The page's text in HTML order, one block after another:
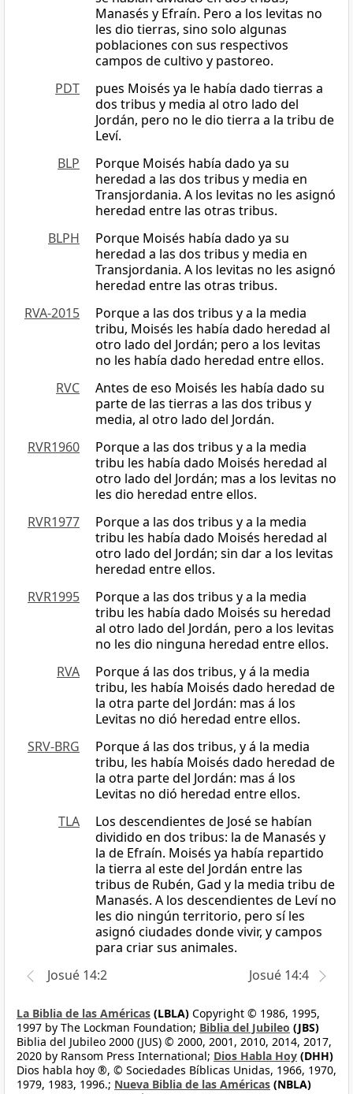
Manasés y Efraín. Pero a los levitas no
les dio tierras, sino solo algunas
poblaciones con sus respectivos
campos de cultivo y pastoreo.
PDT
pues Moisés ya le había dado tierras a
dos tribus y media al otro lado del
Jordán, pero no le dio tierra a la tribu de
Leví.
BLP
Porque Moisés había dado ya su
heredad a las dos tribus y media en
Transjordania. A los levitas no les asignó
heredad entre las otras tribus.
BLPH
Porque Moisés había dado ya su
heredad a las dos tribus y media en
Transjordania. A los levitas no les asignó
heredad entre las otras tribus.
RVA-2015
Porque a las dos tribus y a la media
tribu, Moisés les había dado heredad al
otro lado del Jordán; pero a los levitas
no les había dado heredad entre ellos.
RVC
Antes de eso Moisés les había dado su
parte de las tierras a las dos tribus y
media, al otro lado del Jordán.
RVR1960
Porque a las dos tribus y a la media
tribu les había dado Moisés heredad al
otro lado del Jordán; mas a los levitas no
les dio heredad entre ellos.
RVR1977
Porque a las dos tribus y a la media
tribu les había dado Moisés heredad al
otro lado del Jordán; sin dar a los levitas
heredad entre ellos.
RVR1995
Porque a las dos tribus y a la media
tribu les había dado Moisés su heredad
al otro lado del Jordán, pero a los levitas
no les dio ninguna heredad entre ellos.
RVA
Porque á las dos tribus, y á la media
tribu, les había Moisés dado heredad de
la otra parte del Jordán: mas á los
Levitas no dió heredad entre ellos.
SRV-BRG
Porque á las dos tribus, y á la media
tribu, les había Moisés dado heredad de
la otra parte del Jordán: mas á los
Levitas no dió heredad entre ellos.
TLA
Los descendientes de José se habían
dividido en dos tribus: la de Manasés y
la de Efraín. Moisés ya había repartido
la tierra al este del Jordán entre las
tribus de Rubén, Gad y la media tribu de
Manasés. A los descendientes de Leví no
les dio ningún territorio, pero sí les
asignó ciudades donde vivir, y campos
para criar sus animales.
Josué 14:2
Josué 14:4
La Biblia de las Américas (LBLA) Copyright © 1986, 1995,
1997 by The Lockman Foundation; Biblia del Jubileo (JBS)
Biblia del Jubileo 2000 (JUS) © 2000, 2001, 2010, 2014, 2017,
2020 by Ransom Press International; Dios Habla Hoy (DHH)
Dios habla hoy ®, © Sociedades Bíblicas Unidas, 1966, 1970,
1979, 1983, 1996.; Nueva Biblia de las Américas (NBLA)